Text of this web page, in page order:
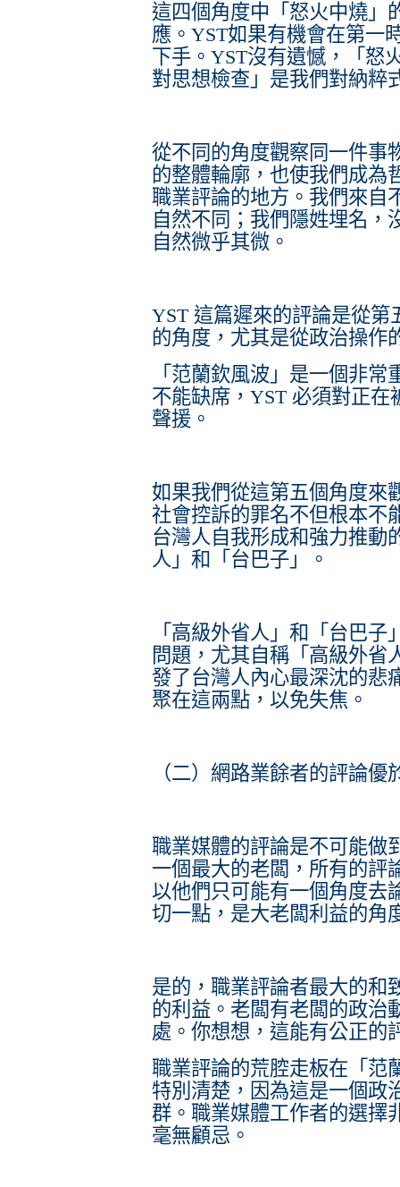
這四個角度中「怒火中燒」
應。YST如果有機會在第一
下手。YST沒有遺憾，「怒
對思想檢查」是我們對納粹
從不同的角度觀察同一件事
的整體輪廓，也使我們成為
職業評論的地方。我們來自
自然不同；我們隱姓埋名，
自然微乎其微。
YST 這篇遲來的評論是從
的角度，尤其是從政治操作
「范蘭欽風波」是一個非
不能缺席，YST 必須對正
聲援。
如果我們從這第五個角度來
社會控訴的罪名不但根本不
台灣人自我形成和強力推動
人」和「台巴子」。
「高級外省人」和「台巴
問題，尤其自稱「高級外省
發了台灣人內心最深沈的悲
聚在這兩點，以免失焦。
（二）網路業餘者的評論優
職業媒體的評論是不可能做
一個最大的老闆，所有的評
以他們只可能有一個角度
切一點，是大老闆利益的角
是的，職業評論者最大的和
的利益。老闆有老闆的政治
處。你想想，這能有公正的
職業評論的荒腔走板在「范
特別清楚，因為這是一個政
群。職業媒體工作者的選擇
毫無顧忌。